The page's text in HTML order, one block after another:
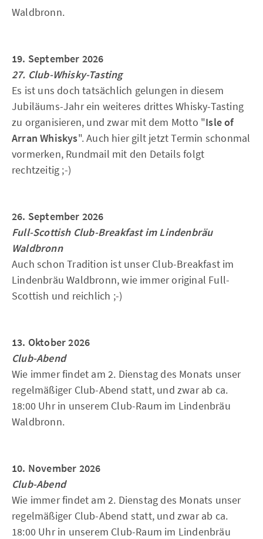
Waldbronn.
19. September 2026
27. Club-Whisky-Tasting
Es ist uns doch tatsächlich gelungen in diesem
Jubiläums-Jahr ein weiteres drittes Whisky-Tasting
zu organisieren, und zwar mit dem Motto "Isle of
Arran Whiskys". Auch hier gilt jetzt Termin schonmal
vormerken, Rundmail mit den Details folgt
rechtzeitig ;-)
26. September 2026
Full-Scottish Club-Breakfast im Lindenbräu
Waldbronn
Auch schon Tradition ist unser Club-Breakfast im
Lindenbräu Waldbronn, wie immer original Full-
Scottish und reichlich ;-)
13. Oktober 2026
Club-Abend
Wie immer findet am 2. Dienstag des Monats unser
regelmäßiger Club-Abend statt, und zwar ab ca.
18:00 Uhr in unserem Club-Raum im Lindenbräu
Waldbronn.
10. November 2026
Club-Abend
Wie immer findet am 2. Dienstag des Monats unser
regelmäßiger Club-Abend statt, und zwar ab ca.
18:00 Uhr in unserem Club-Raum im Lindenbräu